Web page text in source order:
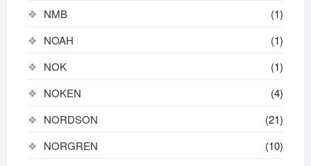
NMB
(1)
NOAH
(1)
NOK
(1)
NOKEN
(4)
NORDSON
(21)
NORGREN
(10)